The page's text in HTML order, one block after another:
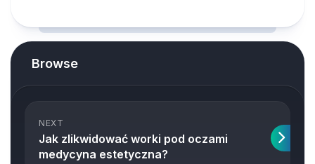
Browse
NEXT
Jak zlikwidować worki pod oczami
medycyna estetyczna?